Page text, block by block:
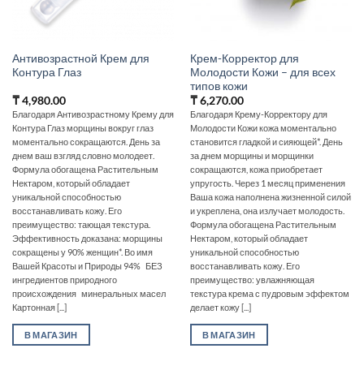
Антивозрастной Крем для
Контура Глаз
₸4,980.00
Благодаря Антивозрастному Крему для
Контура Глаз морщины вокруг глаз
моментально сокращаются. День за
днем ваш взгляд словно молодеет.
Формула обогащена Растительным
Нектаром, который обладает
уникальной способностью
восстанавливать кожу. Его
преимущество: тающая текстура.
Эффективность доказана: морщины
сокращены у 90% женщин*. Во имя
Вашей Красоты и Природы 94% БЕЗ
ингредиентов природного
происхождения минеральных масел
Картонная [...]
В МАГАЗИН
Крем-Корректор для
Молодости Кожи – для всех
типов кожи
₸6,270.00
Благодаря Крему-Корректору для
Молодости Кожи кожа моментально
становится гладкой и сияющей*. День
за днем морщины и морщинки
сокращаются, кожа приобретает
упругость. Через 1 месяц применения
Ваша кожа наполнена жизненной силой
и укреплена, она излучает молодость.
Формула обогащена Растительным
Нектаром, который обладает
уникальной способностью
восстанавливать кожу. Его
преимущество: увлажняющая
текстура крема с пудровым эффектом
делает кожу [...]
В МАГАЗИН